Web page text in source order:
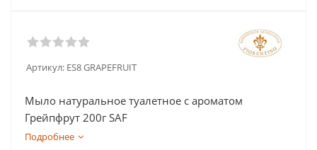
Артикул: ES8 GRAPEFRUIT
Мыло натуральное туалетное с ароматом
Грейпфрут 200г SAF
Подробнее